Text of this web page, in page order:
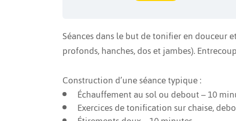
Séances dans le but de tonifier en douceur
profonds, hanches, dos et jambes).
Construction d’une séance typique :
Échauffement au sol ou debout – 10
Exercices de tonification sur chaise,